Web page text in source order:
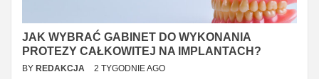
JAK WYBRAĆ GABINET DO WYKONANIA
PROTEZY CAŁKOWITEJ NA IMPLANTACH?
BY REDAKCJA 2 TYGODNIE AGO